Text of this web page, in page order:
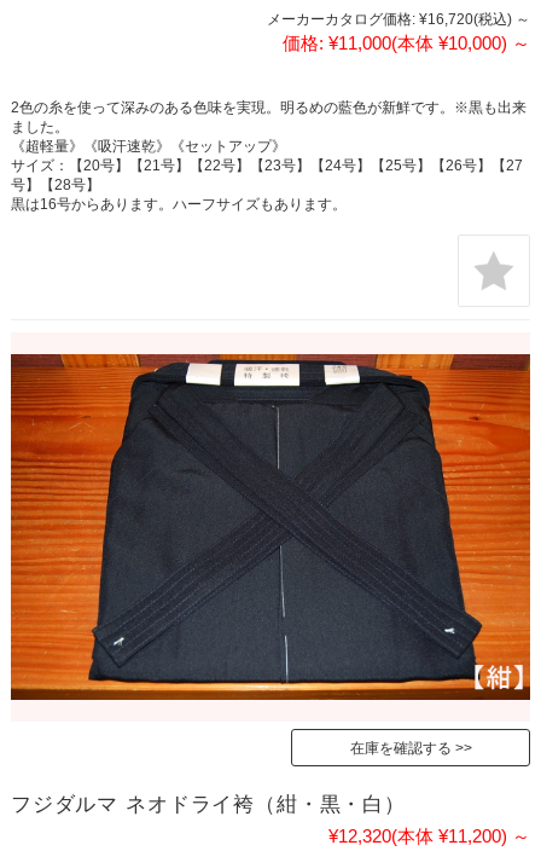
メーカーカタログ価格: ¥16,720(税込) ～
価格: ¥11,000(本体 ¥10,000) ～
2色の糸を使って深みのある色味を実現。明るめの藍色が新鮮です。※黒も出来
ました。
《超軽量》《吸汗速乾》《セットアップ》
サイズ：【20号】【21号】【22号】【23号】【24号】【25号】【26号】【27
号】【28号】
黒は16号からあります。ハーフサイズもあります。
在庫を確認する
フジダルマ ネオドライ袴（紺・黒・白）
¥12,320(本体 ¥11,200) ～